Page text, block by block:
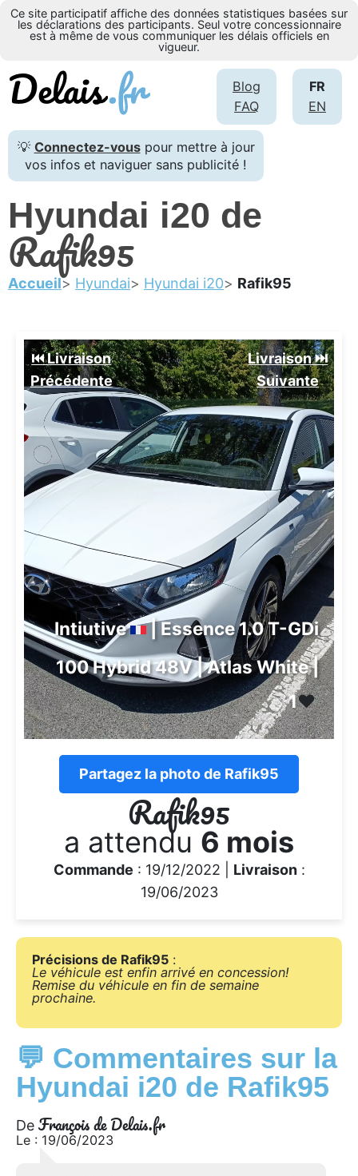
Ce site participatif affiche des données statistiques basées sur
les déclarations des participants. Seul votre concessionnaire
est à même de vous communiquer les délais officiels en
vigueur.
FR
EN
Blog
FAQ
💡 Connectez-vouspour mettre à jour
vos infos et naviguer sans publicité !
Hyundai i20 de
Rafik95
Accueil Hyundai Hyundai i20 Rafik95
⏮️ Livraison
Précédente
Livraison ⏭️
Suivante️
Intiutive
| Essence 1.0 T-GDi
100 Hybrid 48V | Atlas White |
1❤️
Partagez la photo de Rafik95
Rafik95
a attendu 6 mois
Commande : 19/12/2022 | Livraison:
19/06/2023
Précisions de Rafik95 :
Le véhicule est enfin arrivé en concession!
Remise du véhicule en fin de semaine
prochaine.
💬 Commentaires sur la
Hyundai i20 de Rafik95
De François de Delais.fr
Le : 19/06/2023